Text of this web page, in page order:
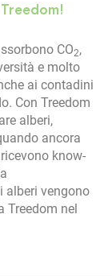
CO2,
e molto
ai contadini
Con Treedom
alberi,
ancora
know-
alberi vengono
Treedom nel